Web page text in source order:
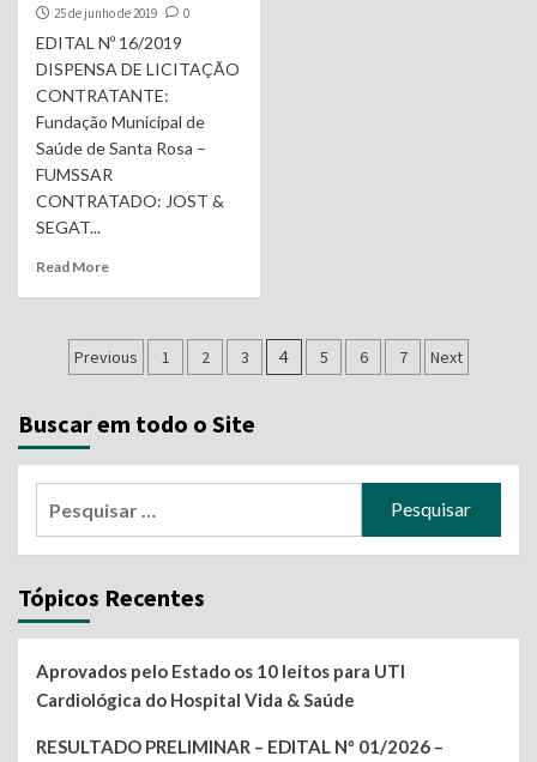
25 de junho de 2019 0
EDITAL Nº 16/2019
DISPENSA DE LICITAÇÃO
CONTRATANTE:
Fundação Municipal de
Saúde de Santa Rosa –
FUMSSAR
CONTRATADO: JOST &
SEGAT...
Read More
Navegação
posts
Previous 1 2 3 4 5 6 7 Next
Buscar em todo o Site
Tópicos Recentes
Aprovados pelo Estado os 10 leitos para UTI
Cardiológica do Hospital Vida & Saúde
RESULTADO PRELIMINAR – EDITAL Nº 01/2026 –